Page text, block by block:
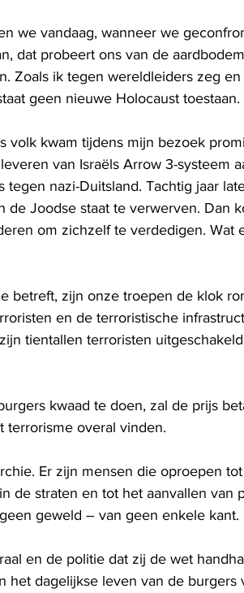
we vandaag, wanneer we
dat probeert ons van de
Zoals ik tegen wereldleiders zeg
geen nieuwe Holocaust toestaan.
volk kwam tijdens mijn bezoek
van Israëls Arrow 3-systeem
nazi-Duitsland. Tachtig jaar
de Joodse staat te verwerven. Dan
om zichzelf te verdedigen. Wat
betreft, zijn onze troepen de klok
en de terroristische
tientallen terroristen
kwaad te doen, zal de prijs
terrorisme overal vinden.
Er zijn mensen die oproepen
de straten en tot het aanvallen van
geweld – van geen enkele kant.
en de politie dat zij de wet
het dagelijkse leven van de burgers